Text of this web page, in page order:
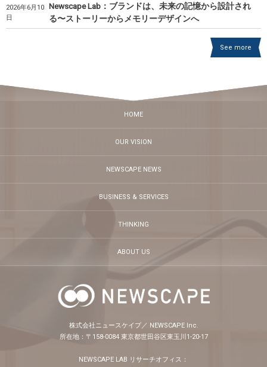
2026年6月10
日
Newscape Lab：ブランドは、未来の記憶から設計され
る〜ストーリーからメモリーデザインへ
See more
HOME
OUR VISION
NEWSCAPE NEWS
BUSINESS & SERVICES
THINKING
ABOUT US
株式会社ニュースケイプ／ NEWSCAPE Inc.
所在地：〒158-0084 東京都世田谷区東玉川1-20-17
NEWSCAPE LAB リサーチオフィス：